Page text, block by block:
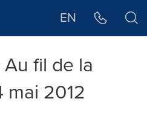
EN
fil de la
mai 2012